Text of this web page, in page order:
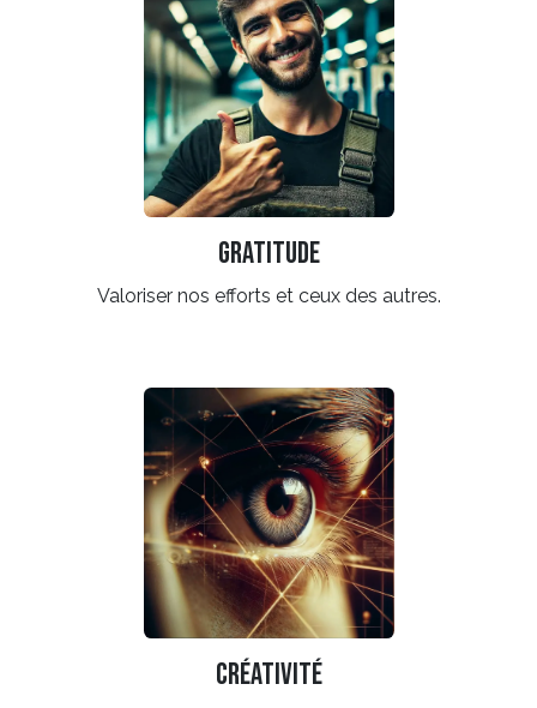
gratitude
Valoriser nos efforts et ceux des autres.
créativité